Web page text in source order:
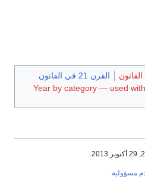
القرن 21 في القانون
Year by category — used
مسؤولية